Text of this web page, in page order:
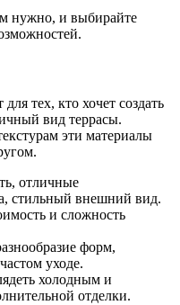
нужно, и выбирайте
тех, кто хочет создать
вид террасы.
эти материалы
отличные
стильный внешний вид.
и сложность
форм,
уходе.
холодным и
отделки.